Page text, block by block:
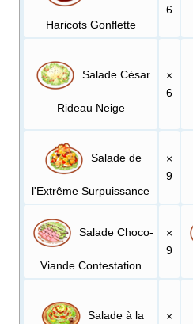
Haricots Gonflette
6
Salade César
Rideau Neige
×
6
Salade de
l'Extrême Surpuissance
×
9
Salade Choco-
Viande Contestation
×
9
Salade à la
×